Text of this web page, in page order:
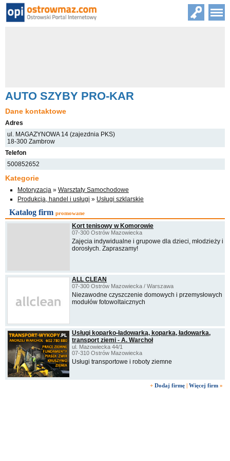
AUTO SZYBY PRO-KAR
Dane kontaktowe
Adres
ul. MAGAZYNOWA 14 (zajezdnia PKS)
18-300 Zambrow
Telefon
500852652
Kategorie
Motoryzacja » Warsztaty Samochodowe
Produkcja, handel i usługi » Usługi szklarskie
Katalog firm promowane
Kort tenisowy w Komorowie
07-300 Ostrów Mazowiecka
Zajęcia indywidualne i grupowe dla dzieci, młodzieży i
dorosłych. Zapraszamy!
ALL CLEAN
07-300 Ostrów Mazowiecka / Warszawa
Niezawodne czyszczenie domowych i przemysłowych
modułów fotowoltaicznych
Usługi koparko-ładowarką, koparka, ładowarka,
transport ziemi - A. Warchoł
ul. Mazowiecka 44/1
07-310 Ostrów Mazowiecka
Usługi transportowe i roboty ziemne
+ Dodaj firmę | Więcej firm »